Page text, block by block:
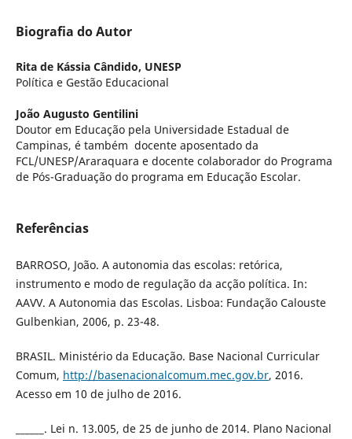
Biografia do Autor
Rita de Kássia Cândido, UNESP
Política e Gestão Educacional
João Augusto Gentilini
Doutor em Educação pela Universidade Estadual de
Campinas, é também docente aposentado da
FCL/UNESP/Araraquara e docente colaborador do Programa
de Pós-Graduação do programa em Educação Escolar.
Referências
BARROSO, João. A autonomia das escolas: retórica,
instrumento e modo de regulação da acção política. In:
AAVV. A Autonomia das Escolas. Lisboa: Fundação Calouste
Gulbenkian, 2006, p. 23-48.
BRASIL. Ministério da Educação. Base Nacional Curricular
Comum, http://basenacionalcomum.mec.gov.br, 2016.
Acesso em 10 de julho de 2016.
______. Lei n. 13.005, de 25 de junho de 2014. Plano Nacional